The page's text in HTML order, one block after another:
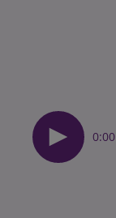
0:00